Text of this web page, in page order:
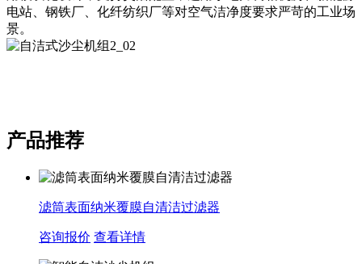
电站、钢铁厂、化纤纺织厂等对空气洁净度要求严苛的工业场
景。
产品推荐
滤筒表面纳米覆膜自清洁过滤器
咨询报价 查看详情